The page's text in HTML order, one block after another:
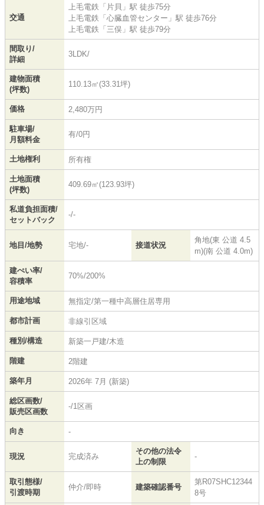
交通
上毛電鉄 「 片貝 」駅 徒歩75分
上毛電鉄 「 心臓血管センター 」駅 徒歩76分
上毛電鉄 「 三俣 」駅 徒歩79分
間取り/
詳細
3LDK/
建物面積
(坪数)
110.13㎡(33.31坪)
価格 2,480万円
駐車場/
月額料金
有/0円
土地権利 所有権
土地面積
(坪数)
409.69㎡(123.93坪)
私道負担面積/
セットバック
-/-
地目/地勢 宅地/- 接道状況
角地(東 公道 4.5
m)(南 公道 4.0m)
建ぺい率/
容積率
70%/200%
用途地域 無指定/第一種中高層住居専用
都市計画 非線引区域
種別/構造 新築一戸建/木造
階建 2階建
築年月 2026年 7月 (新築)
総区画数/
販売区画数
-/1区画
向き -
現況 完成済み
その他の法令
上の制限
-
取引態様/
引渡時期
仲介/即時 建築確認番号
第R07SHC12344
8号